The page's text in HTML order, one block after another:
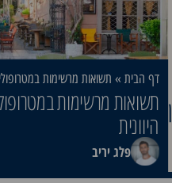
דף הבית » תשואות מרשימות
תשואות מרשימות
היוונית
פלג יריב